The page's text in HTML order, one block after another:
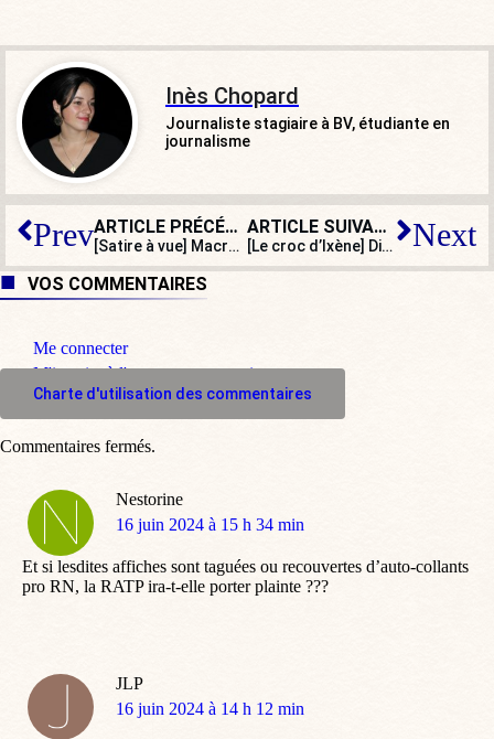
Inès Chopard
Journaliste stagiaire à BV, étudiante en
journalisme
Prev ARTICLE PRÉCÉDENT
[Satire à vue] Macron pronostique un vote pour sauver les Jeux olympiques
ARTICLE SUIVANT
[Le croc d’Ixène] Dissolution : Macron contemple son œuvre Next
VOS COMMENTAIRES
Me connecter
M'inscrire à l'espace commentaire
Charte d'utilisation des commentaires
Nestorine
dit
16 juin 2024 à 15 h 34 min
Et si lesdites affiches sont taguées ou recouvertes d’auto-collants
pro RN, la RATP ira-t-elle porter plainte ???
JLP
dit
16 juin 2024 à 14 h 12 min
Commentaires fermés.